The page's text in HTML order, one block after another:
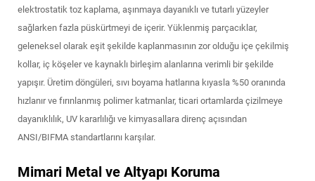
elektrostatik toz kaplama, aşınmaya dayanıklı ve tutarlı yüzeyler
sağlarken fazla püskürtmeyi de içerir. Yüklenmiş parçacıklar,
geleneksel olarak eşit şekilde kaplanmasının zor olduğu içe çekilmiş
kollar, iç köşeler ve kaynaklı birleşim alanlarına verimli bir şekilde
yapışır. Üretim döngüleri, sıvı boyama hatlarına kıyasla %50 oranında
hızlanır ve fırınlanmış polimer katmanlar, ticari ortamlarda çizilmeye
dayanıklılık, UV kararlılığı ve kimyasallara direnç açısından
ANSI/BIFMA standartlarını karşılar.
Mimari Metal ve Altyapı Koruma